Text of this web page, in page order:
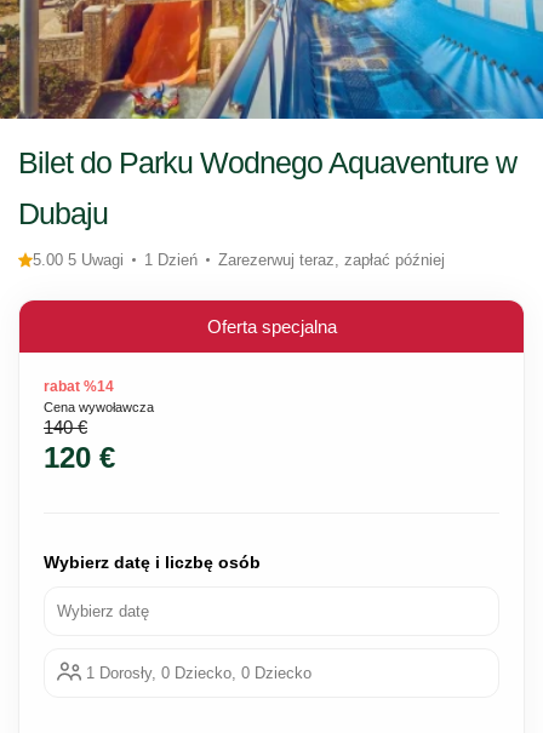
Bilet do Parku Wodnego Aquaventure w
Dubaju
5.00 5 Uwagi 1 Dzień Zarezerwuj teraz, zapłać później
Oferta specjalna
rabat %14
Cena wywoławcza
140 €
120 €
Wybierz datę i liczbę osób
Wybierz datę
1 Dorosły, 0 Dziecko, 0 Dziecko